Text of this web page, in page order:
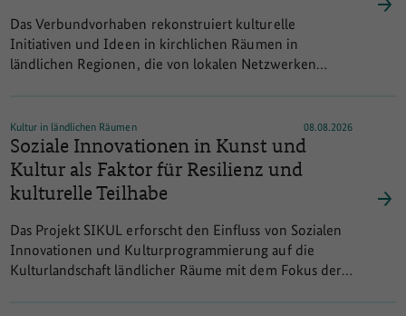
Das Verbundvorhaben rekonstruiert kulturelle
Initiativen und Ideen in kirchlichen Räumen in
ländlichen Regionen, die von lokalen Netzwerken
öffentliche Freiräume und Träger lokaler Kultur. Es
wird untersucht, wie öffentliche Sozialräume durch die
Partizipation an kulturellen Aktivitäten stabilisiert und
gestärkt werden. Das Vorhaben folgt einer iterativen
Verfahrensweise, wobei die Fragestellung im Laufe des
Forschungsprozesses einer schrittweisen Engführung
folgt und die Daten im Rahmen mehrerer
Erhebungsphasen gewonnen werden. Inhaltlich und
Kultur in ländlichen Räumen 08.08.2026
Soziale Innovationen in Kunst und
Kultur als Faktor für Resilienz und
kulturelle Teilhabe
Das Projekt SIKUL erforscht den Einfluss von Sozialen
Innovationen und Kulturprogrammierung auf die
Kulturlandschaft ländlicher Räume mit dem Fokus der